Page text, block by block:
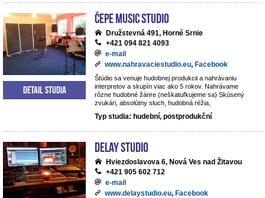
ČePE MUSIC Studio
Družstevná 491, Horné Srnie
+421 094 821 4093
e-mail
www.nahravaciestudio.eu, Facebook
Štúdio sa venuje hudobnej produkcii a nahrávaniu
interpretov a skupín viac ako 5 rokov. Nahrávame
rôzne hudobné žánre (neškatuľkujeme sa) Skúsený
zvukári, absolútny sluch, hudobná réžia,
Typ studia: hudební, postprodukční
Detail studia
DeLay studio
Hviezdoslavova 6, Nová Ves nad Žitavou
+421 905 602 712
e-mail
www.delaystudio.eu, Facebook